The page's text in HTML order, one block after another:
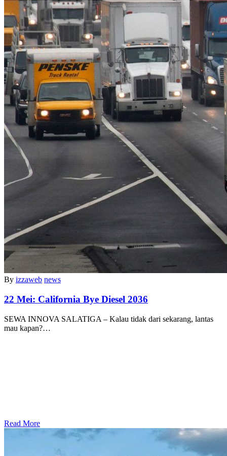
By izzaweb news
22 Mei: California Bye Diesel 2036
SEWA INNOVA SALATIGA – Kalau tidak dari sekarang, lantas
mau kapan?…
Read More